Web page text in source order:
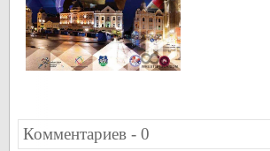
Комментариев - 0